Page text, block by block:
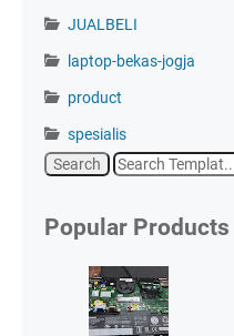
JUALBELI
laptop-bekas-jogja
product
spesialis
Popular Products